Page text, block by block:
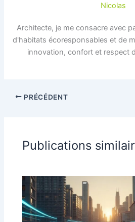
Nicolas
Architecte, je me consacre avec
d'habitats écoresponsables et de
innovation, confort et respect
PRÉCÉDENT
Publications